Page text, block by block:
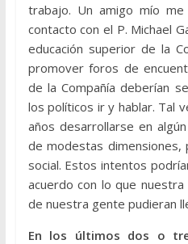
trabajo. Un amigo mío
contacto con el P. Michael
educación superior de la
promover foros de
de la Compañía deberían
los políticos ir y hablar. Tal
años desarrollarse en
de modestas dimensiones,
social. Estos intentos
acuerdo con lo que
de nuestra gente pudieran
En los últimos dos o